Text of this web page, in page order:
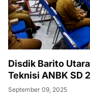
Disdik Barito
Teknisi ANBK SD
September 09, 2025